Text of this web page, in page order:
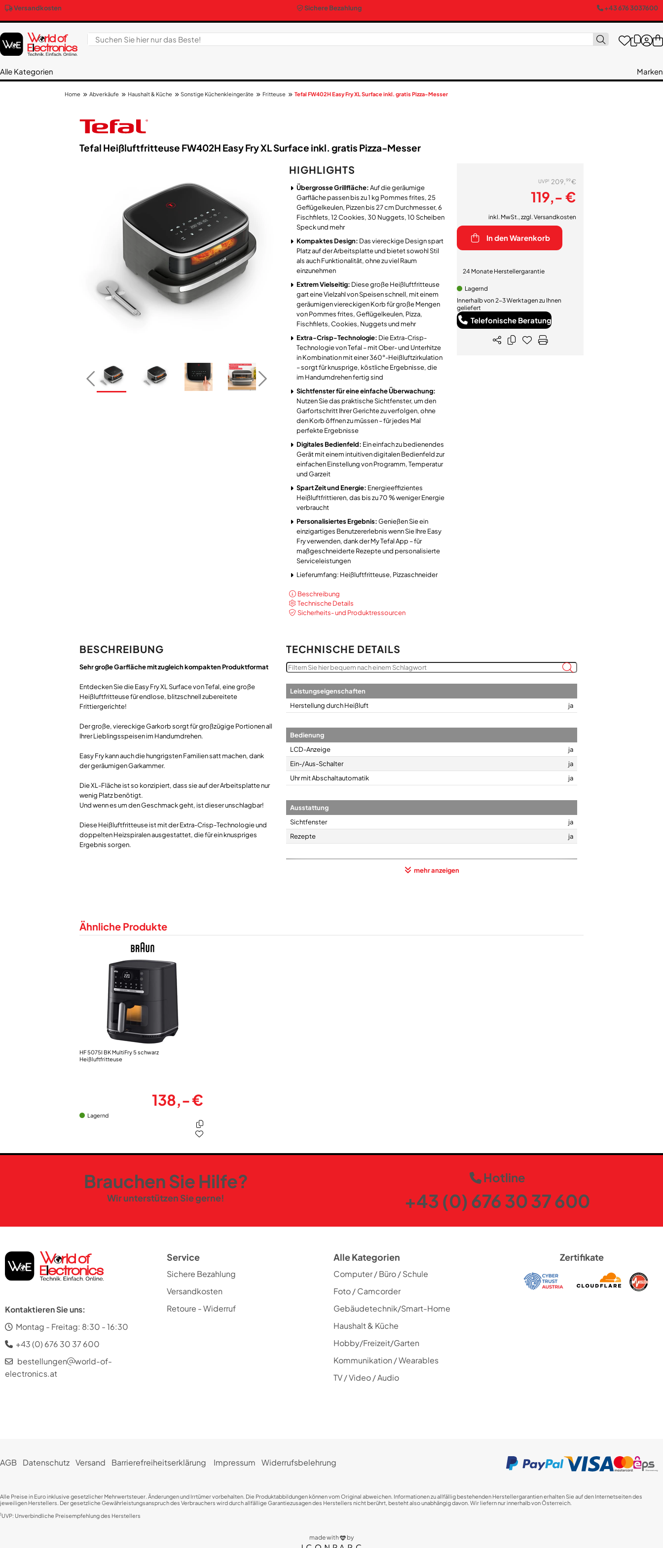
Versandkosten Sichere Bezahlung +43 676 3037600
Alle Kategorien Marken
Home Abverkäufe Haushalt & Küche Sonstige Küchenkleingeräte Fritteuse Tefal FW402H Easy Fry XL Surface inkl. gratis Pizza-Messer
Tefal Heißluftfritteuse FW402H Easy Fry XL Surface inkl. gratis Pizza-Messer
HIGHLIGHTS
Übergrosse Grillfläche:Auf die geräumige
Garfläche passen bis zu 1 kg Pommes frites, 25
Geflügelkeulen, Pizzen bis 27 cm Durchmesser, 6
Fischfilets, 12 Cookies, 30 Nuggets, 10 Scheiben
Speck und mehr
Kompaktes Design: Das viereckige Design spart
Platz auf der Arbeitsplatte und bietet sowohl Stil
als auch Funktionalität, ohne zu viel Raum
einzunehmen
Extrem Vielseitig: Diese große Heißluftfritteuse
gart eine Vielzahl von Speisen schnell, mit einem
geräumigen viereckigen Korb für große Mengen
von Pommes frites, Geflügelkeulen, Pizza,
Fischfilets, Cookies, Nuggets und mehr
Extra-Crisp-Technologie: Die Extra-Crisp-
Technologie von Tefal – mit Ober- und Unterhitze
in Kombination mit einer 360°-Heißluftzirkulation
– sorgt für knusprige, köstliche Ergebnisse, die
im Handumdrehen fertig sind
Sichtfenster für eine einfache Überwachung:
Nutzen Sie das praktische Sichtfenster, um den
Garfortschritt Ihrer Gerichte zu verfolgen, ohne
den Korb öffnen zu müssen – für jedes Mal
perfekte Ergebnisse
Digitales Bedienfeld: Ein einfach zu bedienendes
Gerät mit einem intuitiven digitalen Bedienfeld zur
einfachen Einstellung von Programm, Temperatur
und Garzeit
Spart Zeit und Energie: Energieeffizientes
Heißluftfrittieren, das bis zu 70 % weniger Energie
verbraucht
Personalisiertes Ergebnis:Genießen Sie ein
einzigartiges Benutzererlebnis wenn Sie Ihre Easy
Fry verwenden, dank der My Tefal App – für
maßgeschneiderte Rezepte und personalisierte
Serviceleistungen
Lieferumfang: Heißluftfritteuse, Pizzaschneider
Beschreibung
Technische Details
Sicherheits- und Produktressourcen
UVP1 209,99€
119,- €
inkl. MwSt., zzgl. Versandkosten
In den Warenkorb
24 Monate Herstellergarantie
Lagernd
Innerhalb von 2-3 Werktagen zu Ihnen
geliefert
Telefonische Beratung
BESCHREIBUNG
Sehr große Garfläche mit zugleich kompakten Produktformat
Entdecken Sie die Easy Fry XL Surface von Tefal, eine große
Heißluftfritteuse für endlose, blitzschnell zubereitete
Frittiergerichte!
Der große, viereckige Garkorb sorgt für großzügige Portionen all
Ihrer Lieblingsspeisen im Handumdrehen.
Easy Fry kann auch die hungrigsten Familien satt machen, dank
der geräumigen Garkammer.
Die XL-Fläche ist so konzipiert, dass sie auf der Arbeitsplatte nur
wenig Platz benötigt.
Und wenn es um den Geschmack geht, ist dieser unschlagbar!
Diese Heißluftfritteuse ist mit der Extra-Crisp-Technologie und
doppelten Heizspiralen ausgestattet, die für ein knuspriges
Ergebnis sorgen.
TECHNISCHE DETAILS
Leistungseigenschaften
Herstellung durch Heißluft
ja
Bedienung
LCD-Anzeige
ja
Ein-/Aus-Schalter
ja
Uhr mit Abschaltautomatik
ja
Ausstattung
Sichtfenster
ja
Rezepte
ja
Fassungsvermögen/Innenraum-Ausstattung
mehr anzeigen
Ähnliche Produkte
HF 5075I BK MultiFry 5 schwarz
Heißluftfritteuse
138,- €
Lagernd
Brauchen Sie Hilfe?
Wir unterstützen Sie gerne!
Hotline
+43 (0) 676 30 37 600
Kontaktieren Sie uns:
Montag - Freitag: 8:30 - 16:30
+43 (0) 676 30 37 600
bestellungen
world-of-
electronics.at
Service
Sichere Bezahlung
Versandkosten
Retoure - Widerruf
Alle Kategorien
Computer / Büro / Schule
Foto / Camcorder
Gebäudetechnik/Smart-Home
Haushalt & Küche
Hobby/Freizeit/Garten
Kommunikation / Wearables
TV / Video / Audio
Zertifikate
AGB Datenschutz Versand Barrierefreiheitserklärung Impressum Widerrufsbelehrung
Alle Preise in Euro inklusive gesetzlicher Mehrwertsteuer. Änderungen und Irrtümer vorbehalten. Die Produktabbildungen können vom Original abweichen. Informationen zu allfällig bestehenden Herstellergarantien erhalten Sie auf den Internetseiten des
jeweiligen Herstellers. Der gesetzliche Gewährleistungsanspruch des Verbrauchers wird durch allfällige Garantiezusagen des Herstellers nicht berührt, besteht also unabhängig davon. Wir liefern nur innerhalb von Österreich.
1UVP: Unverbindliche Preisempfehlung des Herstellers
made with by